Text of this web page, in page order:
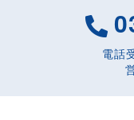
電話
営